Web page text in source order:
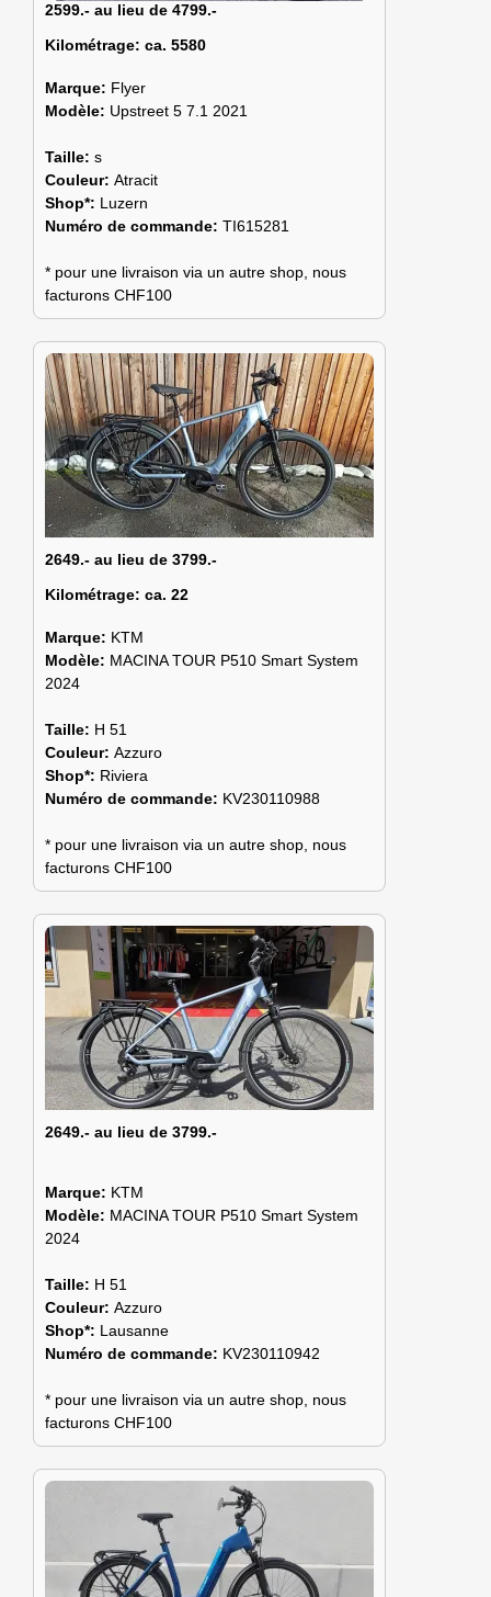
2599.- au lieu de 4799.-
Kilométrage: ca. 5580
Marque: Flyer
Modèle: Upstreet 5 7.1 2021
Taille: s
Couleur: Atracit
Shop*: Luzern
Numéro de commande: TI615281
* pour une livraison via un autre shop, nous
facturons CHF100
2649.- au lieu de 3799.-
Kilométrage: ca. 22
Marque: KTM
Modèle: MACINA TOUR P510 Smart System
2024
Taille: H 51
Couleur: Azzuro
Shop*: Riviera
Numéro de commande: KV230110988
* pour une livraison via un autre shop, nous
facturons CHF100
2649.- au lieu de 3799.-
Marque: KTM
Modèle: MACINA TOUR P510 Smart System
2024
Taille: H 51
Couleur: Azzuro
Shop*: Lausanne
Numéro de commande: KV230110942
* pour une livraison via un autre shop, nous
facturons CHF100